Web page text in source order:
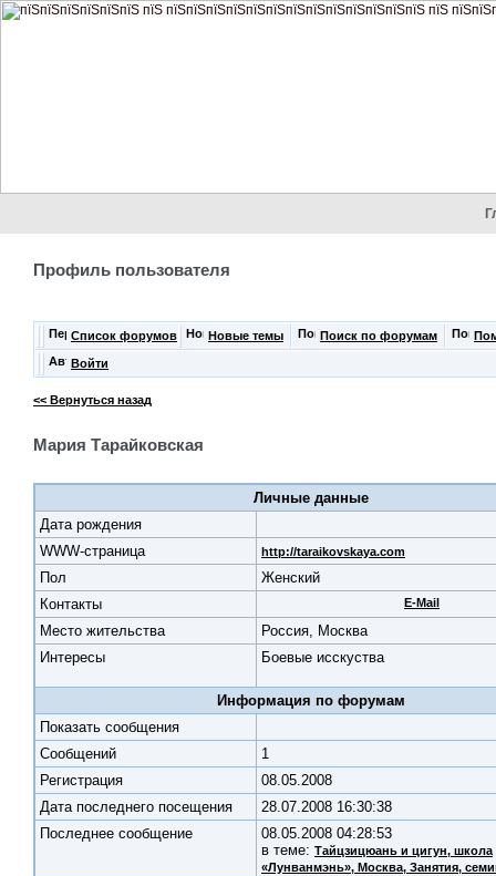
Профиль пользователя
Список форумов Новые темы Поиск по форумам
Войти
<< Вернуться назад
Мария Тарайковская
Личные данные
Дата рождения
WWW-страница
http://taraikovskaya.com
Пол
Женский
Контакты
E-Mail
Место жительства
Россия, Москва
Интересы
Боевые исскуства
Информация по форумам
Показать сообщения
Cообщений
1
Регистрация
08.05.2008
Дата последнего посещения
28.07.2008 16:30:38
Последнее сообщение
08.05.2008 04:28:53
в теме: Тайцзицюань и цигун, школа
«Лунванмэнь», Москва, Занятия,